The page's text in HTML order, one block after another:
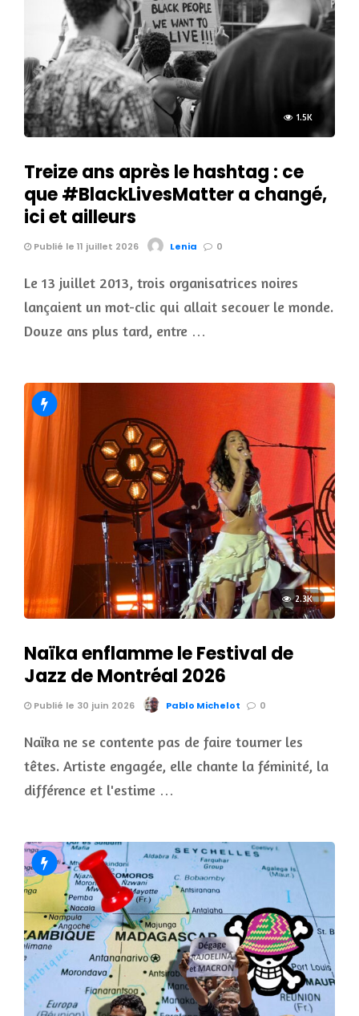
1.5K
Treize ans après le hashtag : ce
que #BlackLivesMatter a changé,
ici et ailleurs
Publié le 11 juillet 2026 Lenia 0
Le 13 juillet 2013, trois organisatrices noires
lançaient un mot-clic qui allait secouer le monde.
Douze ans plus tard, entre …
2.3K
Naïka enflamme le Festival de
Jazz de Montréal 2026
Publié le 30 juin 2026 Pablo Michelot 0
Naïka ne se contente pas de faire tourner les
têtes. Artiste engagée, elle chante la féminité, la
différence et l'estime …